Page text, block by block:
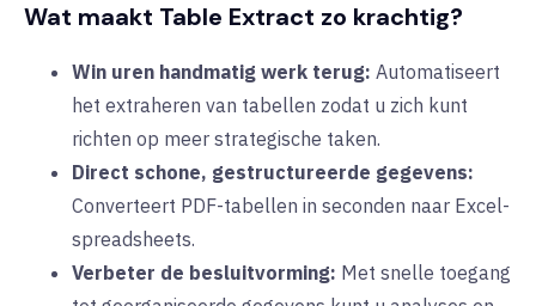
Wat maakt Table Extract zo krachtig?
Win uren handmatig werk terug: Automatiseert
het extraheren van tabellen zodat u zich kunt
richten op meer strategische taken.
Direct schone, gestructureerde gegevens:
Converteert PDF-tabellen in seconden naar Excel-
spreadsheets.
Verbeter de besluitvorming: Met snelle toegang